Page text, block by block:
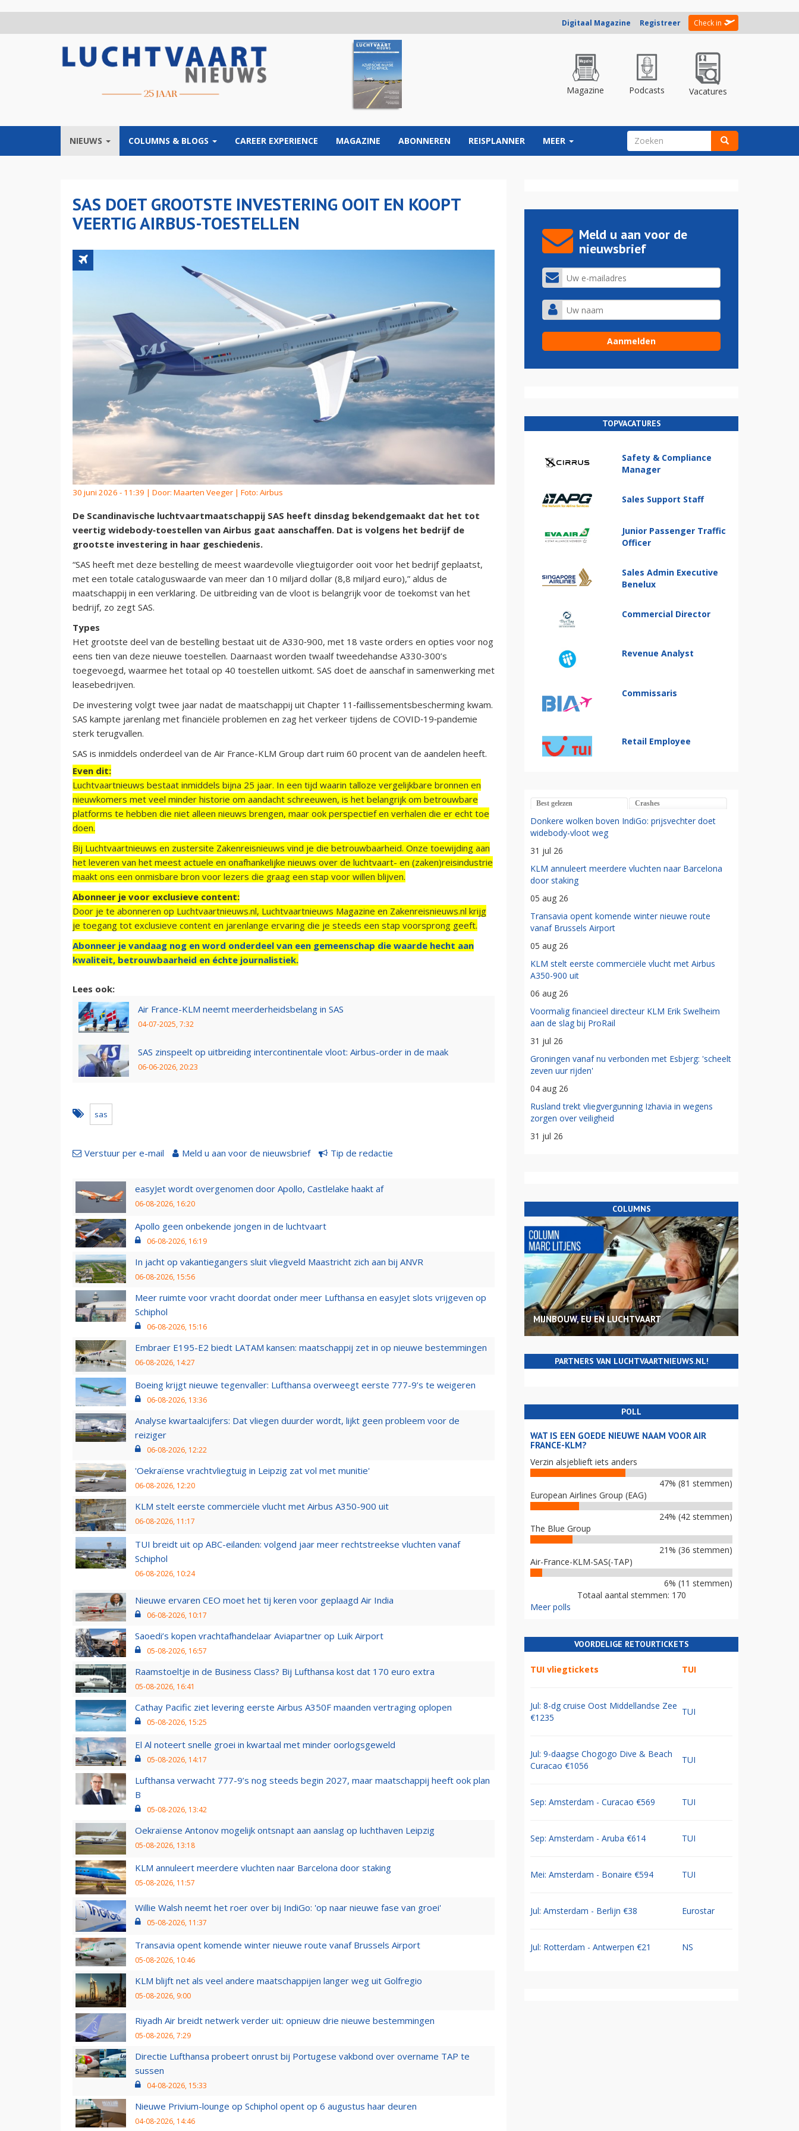
Digitaal Magazine Registreer Check in
Magazine Podcasts Vacatures
NIEUWS COLUMNS & BLOGS CAREER EXPERIENCE MAGAZINE ABONNEREN REISPLANNER MEER ZOEKVELD
SAS DOET GROOTSTE INVESTERING OOIT EN KOOPT
VEERTIG AIRBUS-TOESTELLEN
30 juni 2026 - 11:39 | Door: Maarten Veeger | Foto: Airbus
De Scandinavische luchtvaartmaatschappij SAS heeft dinsdag bekendgemaakt dat het tot
veertig widebody‑toestellen van Airbus gaat aanschaffen. Dat is volgens het bedrijf de
grootste investering in haar geschiedenis.
“SAS heeft met deze bestelling de meest waardevolle vliegtuigorder ooit voor het bedrijf geplaatst,
met een totale cataloguswaarde van meer dan 10 miljard dollar (8,8 miljard euro),” aldus de
maatschappij in een verklaring. De uitbreiding van de vloot is belangrijk voor de toekomst van het
bedrijf, zo zegt SAS.
Types
Het grootste deel van de bestelling bestaat uit de A330‑900, met 18 vaste orders en opties voor nog
eens tien van deze nieuwe toestellen. Daarnaast worden twaalf tweedehandse A330‑300’s
toegevoegd, waarmee het totaal op 40 toestellen uitkomt. SAS doet de aanschaf in samenwerking met
leasebedrijven.
De investering volgt twee jaar nadat de maatschappij uit Chapter 11‑faillissementsbescherming kwam.
SAS kampte jarenlang met financiële problemen en zag het verkeer tijdens de COVID‑19‑pandemie
sterk terugvallen.
SAS is inmiddels onderdeel van de Air France-KLM Group dart ruim 60 procent van de aandelen heeft.
Even dit:
Luchtvaartnieuws bestaat inmiddels bijna 25 jaar. In een tijd waarin talloze vergelijkbare bronnen en
nieuwkomers met veel minder historie om aandacht schreeuwen, is het belangrijk om betrouwbare
platforms te hebben die niet alleen nieuws brengen, maar ook perspectief en verhalen die er echt toe
doen.
Bij Luchtvaartnieuws en zustersite Zakenreisnieuws vind je die betrouwbaarheid. Onze toewijding aan
het leveren van het meest actuele en onafhankelijke nieuws over de luchtvaart- en (zaken)reisindustrie
maakt ons een onmisbare bron voor lezers die graag een stap voor willen blijven.
Abonneer je voor exclusieve content:
Door je te abonneren op Luchtvaartnieuws.nl, Luchtvaartnieuws Magazine en Zakenreisnieuws.nl krijg
je toegang tot exclusieve content en jarenlange ervaring die je steeds een stap voorsprong geeft.
Abonneer je vandaag nog en word onderdeel van een gemeenschap die waarde hecht aan
kwaliteit, betrouwbaarheid en échte journalistiek.
Lees ook:
Air France-KLM neemt meerderheidsbelang in SAS
04-07-2025, 7:32
SAS zinspeelt op uitbreiding intercontinentale vloot: Airbus-order in de maak
06-06-2026, 20:23
sas
Verstuur per e-mail Meld u aan voor de nieuwsbrief Tip de redactie
easyJet wordt overgenomen door Apollo, Castlelake haakt af
06-08-2026, 16:20
Apollo geen onbekende jongen in de luchtvaart
06-08-2026, 16:19
In jacht op vakantiegangers sluit vliegveld Maastricht zich aan bij ANVR
06-08-2026, 15:56
Meer ruimte voor vracht doordat onder meer Lufthansa en easyJet slots vrijgeven op
Schiphol
06-08-2026, 15:16
Embraer E195-E2 biedt LATAM kansen: maatschappij zet in op nieuwe bestemmingen
06-08-2026, 14:27
Boeing krijgt nieuwe tegenvaller: Lufthansa overweegt eerste 777-9’s te weigeren
06-08-2026, 13:36
Analyse kwartaalcijfers: Dat vliegen duurder wordt, lijkt geen probleem voor de
reiziger
06-08-2026, 12:22
'Oekraïense vrachtvliegtuig in Leipzig zat vol met munitie'
06-08-2026, 12:20
KLM stelt eerste commerciële vlucht met Airbus A350-900 uit
06-08-2026, 11:17
TUI breidt uit op ABC-eilanden: volgend jaar meer rechtstreekse vluchten vanaf
Schiphol
06-08-2026, 10:24
Nieuwe ervaren CEO moet het tij keren voor geplaagd Air India
06-08-2026, 10:17
Saoedi’s kopen vrachtafhandelaar Aviapartner op Luik Airport
05-08-2026, 16:57
Raamstoeltje in de Business Class? Bij Lufthansa kost dat 170 euro extra
05-08-2026, 16:41
Cathay Pacific ziet levering eerste Airbus A350F maanden vertraging oplopen
05-08-2026, 15:25
El Al noteert snelle groei in kwartaal met minder oorlogsgeweld
05-08-2026, 14:17
Lufthansa verwacht 777-9’s nog steeds begin 2027, maar maatschappij heeft ook plan
B
05-08-2026, 13:42
Oekraïense Antonov mogelijk ontsnapt aan aanslag op luchthaven Leipzig
05-08-2026, 13:18
KLM annuleert meerdere vluchten naar Barcelona door staking
05-08-2026, 11:57
Willie Walsh neemt het roer over bij IndiGo: 'op naar nieuwe fase van groei'
05-08-2026, 11:37
Transavia opent komende winter nieuwe route vanaf Brussels Airport
05-08-2026, 10:46
KLM blijft net als veel andere maatschappijen langer weg uit Golfregio
05-08-2026, 9:00
Riyadh Air breidt netwerk verder uit: opnieuw drie nieuwe bestemmingen
05-08-2026, 7:29
Directie Lufthansa probeert onrust bij Portugese vakbond over overname TAP te
sussen
04-08-2026, 15:33
Nieuwe Privium-lounge op Schiphol opent op 6 augustus haar deuren
04-08-2026, 14:46
Meld u aan voor de
nieuwsbrief
TOPVACATURES
Safety & Compliance
Manager
Sales Support Staff
Junior Passenger Traffic
Officer
Sales Admin Executive
Benelux
Commercial Director
Revenue Analyst
Commissaris
Retail Employee
Best gelezen Crashes
Donkere wolken boven IndiGo: prijsvechter doet
widebody-vloot weg
31 jul 26
KLM annuleert meerdere vluchten naar Barcelona
door staking
05 aug 26
Transavia opent komende winter nieuwe route
vanaf Brussels Airport
05 aug 26
KLM stelt eerste commerciële vlucht met Airbus
A350-900 uit
06 aug 26
Voormalig financieel directeur KLM Erik Swelheim
aan de slag bij ProRail
31 jul 26
Groningen vanaf nu verbonden met Esbjerg: 'scheelt
zeven uur rijden'
04 aug 26
Rusland trekt vliegvergunning Izhavia in wegens
zorgen over veiligheid
31 jul 26
COLUMNS
MIJNBOUW, EU EN LUCHTVAART
PARTNERS VAN LUCHTVAARTNIEUWS.NL!
POLL
WAT IS EEN GOEDE NIEUWE NAAM VOOR AIR
FRANCE-KLM?
Verzin alsjeblieft iets anders
47% (81 stemmen)
European Airlines Group (EAG)
24% (42 stemmen)
The Blue Group
21% (36 stemmen)
Air-France-KLM-SAS(-TAP)
6% (11 stemmen)
Totaal aantal stemmen: 170
Meer polls
VOORDELIGE RETOURTICKETS
TUI vliegtickets TUI
Jul: 8-dg cruise Oost Middellandse Zee
€1235
TUI
Jul: 9-daagse Chogogo Dive & Beach
Curacao €1056
TUI
Sep: Amsterdam - Curacao €569 TUI
Sep: Amsterdam - Aruba €614 TUI
Mei: Amsterdam - Bonaire €594 TUI
Jul: Amsterdam - Berlijn €38 Eurostar
Jul: Rotterdam - Antwerpen €21 NS